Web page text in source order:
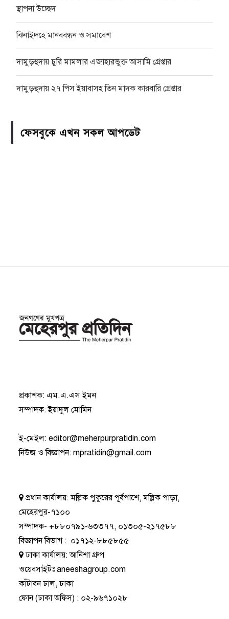
স্থাপনা উচ্ছেদ
ঝিনাইদহে মানববন্ধন ও সমাবেশ
দামুড়হুদায় চুরি মামলার এজাহারভুক্ত আসামি গ্রেপ্তার
দামুড়হুদায় ২৭ পিস ইয়াবাসহ তিন মাদক কারবারি গ্রেপ্তার
ফেসবুকে এখন সকল আপডেট
প্রকাশক: এম.এ.এস ইমন
সম্পাদক: ইয়াদুল মোমিন
ই-মেইল:editor@meherpurpratidin.com
নিউজ ও বিজ্ঞাপন:mpratidin@gmail.com
প্রধান কার্যালয়:মল্লিক পুকুরের পূর্বপাশে, মল্লিক পাড়া,
মেহেরপুর-৭১০০
সম্পাদক- +৮৮০৭৯১-৬৩৩৭৭, ০১৩০৫-২১৭৫৮৮
বিজ্ঞাপন বিভাগ: ০১৭১২-৮৮৫৮৫৫
ঢাকা কার্যালয়:আনিশা গ্রুপ
ওয়েবসাইটঃaneeshagroup.com
কাঁটাবন ঢাল, ঢাকা
ফোন(ঢাকা অফিস) : ০২-৯৬৭১০২৮